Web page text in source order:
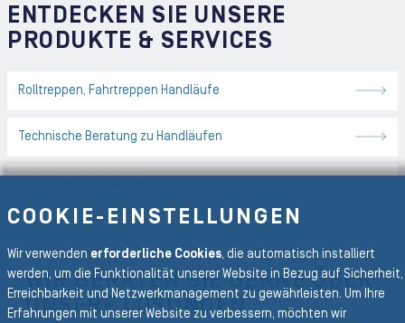
ENTDECKEN SIE UNSERE
PRODUKTE & SERVICES
Rolltreppen, Fahrtreppen Handläufe
Technische Beratung zu Handläufen
WIR BERATEN SIE GERNE ÜBER
UNSERE LÖSUNGEN
COOKIE-EINSTELLUNGEN
Wir verwenden erforderliche Cookies, die automatisch installiert
werden, um die Funktionalität unserer Website in Bezug auf Sicherheit,
Erreichbarkeit und Netzwerkmanagement zu gewährleisten. Um Ihre
Erfahrungen mit unserer Website zu verbessern, möchten wir